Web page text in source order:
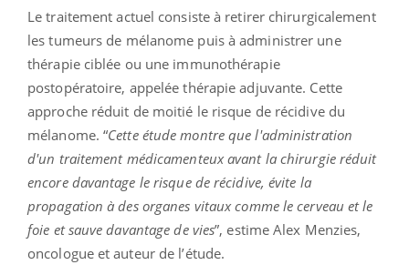
Le traitement actuel consiste à retirer chirurgicalement
les tumeurs de mélanome puis à administrer une
thérapie ciblée ou une immunothérapie
postopératoire, appelée thérapie adjuvante. Cette
approche réduit de moitié le risque de récidive du
mélanome. “Cette étude montre que l'administration
d'un traitement médicamenteux avant la chirurgie réduit
encore davantage le risque de récidive, évite la
propagation à des organes vitaux comme le cerveau et le
foie et sauve davantage de vies”, estime Alex Menzies,
oncologue et auteur de l’étude.